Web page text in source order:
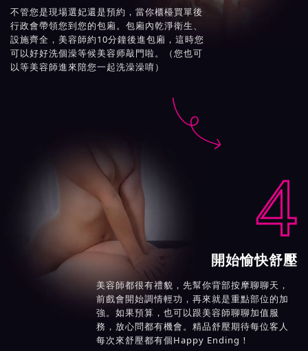
不管您是現場選妃還是預約，當你櫃檯買單後
行政會帶領您到您的包廂。包廂內乾淨衛生、
設施齊全，美容師約10分鐘後進包廂，這時您
可以好好洗個澡等候美容师敲門啦。（您也可
以等美容師進來陪您一起洗澡澡唷）

4
開始愉快舒壓
美容師都很有禮貌，先幫你背部按摩聊聊天，
前戲會開始調情輕功，再來就是重點部位的加
強。如果預算，也可以跟美容師聊聊加值服
務，放心問都有機會。精品舒壓期待每位客人
每次來舒壓都有個Happy Ending！